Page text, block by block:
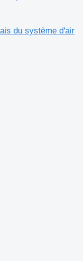
du système d'air